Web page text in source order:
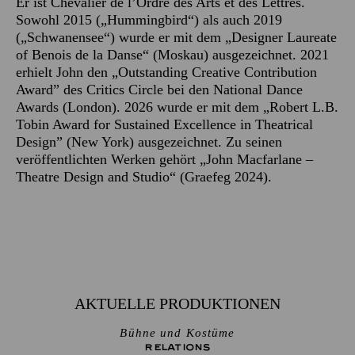
Sowohl 2015 („Hummingbird“) als auch 2019
(„Schwanensee“) wurde er mit dem „Designer Laureate
of Benois de la Danse“ (Moskau) ausgezeichnet. 2021
erhielt John den „Outstanding Creative Contribution
Award” des Critics Circle bei den National Dance
Awards (London). 2026 wurde er mit dem „Robert L.B.
Tobin Award for Sustained Excellence in Theatrical
Design” (New York) ausgezeichnet. Zu seinen
veröffentlichten Werken gehört „John Macfarlane –
Theatre Design and Studio“ (Graefeg 2024).
AKTUELLE PRODUKTIONEN
Bühne und Kostüme
RELATIONS